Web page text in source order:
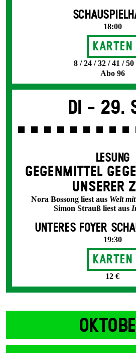
18:00
Karten
8 / 24 / 32 / 41 / 50
Abo 96
Di - 29.
LESUNG
GEGEN­MITTEL
UNSERER
Nora Bossong liest aus Welt
Simon Strauß liest aus
UNTERES FOYER
19:30
Karten
12 €